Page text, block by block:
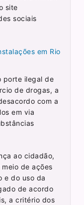
site
sociais
em Rio
porte ilegal de
de drogas, a
com a
em via
ao cidadão,
de ações
e do uso da
de acordo
a critério dos